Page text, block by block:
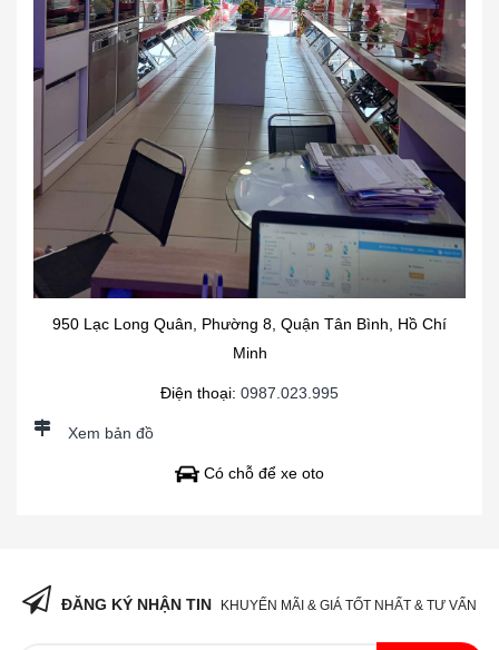
950 Lạc Long Quân, Phường 8, Quận Tân Bình, Hồ Chí
Minh
Điện thoại: 0987.023.995
Xem bản đồ
Có chỗ để xe oto
ĐĂNG KÝ NHẬN TIN KHUYẾN MÃI & GIÁ TỐT NHẤT & TƯ VẤN